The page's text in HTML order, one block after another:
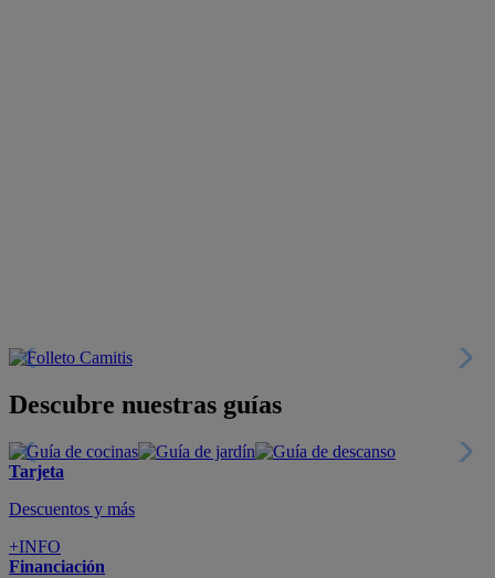
Descubre nuestras guías
Tarjeta
Descuentos y más
+INFO
Financiación